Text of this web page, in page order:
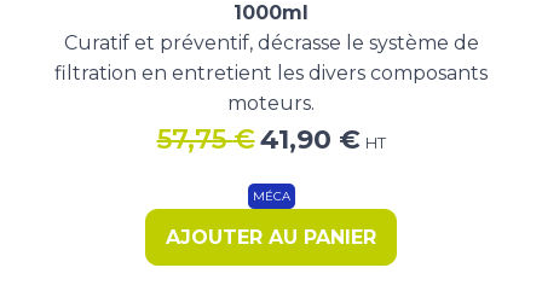
1000ml
Curatif et préventif, décrasse le système de
filtration en entretient les divers composants
moteurs.
57,75€ Le
initial
41,90 €Le
est :
41,90 €.
HT
MÉCA
AJOUTER AU PANIER